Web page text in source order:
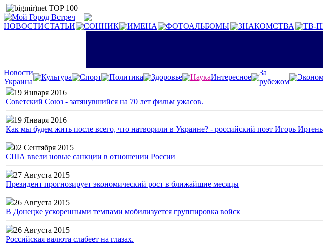
НОВОСТИСТАТЬИ СОННИК ИМЕНА ФОТОАЛЬБОМЫ ЗНАКОМСТВА ТВ-
Новости
Украина
Культура Спорт Политика Здоровье НаукаИнтересное
За
рубежом
19 Января 2016
Советский Союз - затянувшийся на 70 лет фильм ужасов.
19 Января 2016
Как мы будем жить после всего, что натворили в Украине? - российский поэт Игорь
02 Сентября 2015
США ввели новые санкции в отношении России
27 Августа 2015
Президент прогнозирует экономический рост в ближайшие месяцы
26 Августа 2015
В Донецке ускоренными темпами мобилизуется группировка войск
26 Августа 2015
Российская валюта слабеет на глазах.